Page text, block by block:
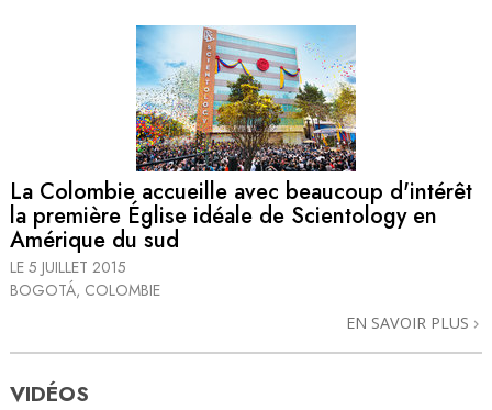
La Colombie accueille avec beaucoup d'intérêt
la première Église idéale de Scientology en
Amérique du sud
LE 5 JUILLET 2015
BOGOTÁ, COLOMBIE
EN SAVOIR PLUS
VIDÉOS